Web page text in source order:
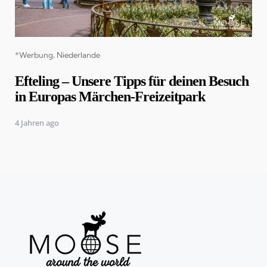
Categories
*Werbung Niederlande
Efteling – Unsere Tipps für deinen Besuch
in Europas Märchen-Freizeitpark
4 Jahren ago